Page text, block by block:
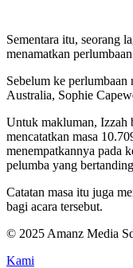
Sementara itu, seorang
menamatkan
Sebelum ke perlumbaan
Australia, Sophie
Untuk makluman, Izzah
mencatatkan masa
menempatkannya pada
pelumba yang
Catatan masa itu juga
bagi acara tersebut.
© 2025 Amanz Media
Kami